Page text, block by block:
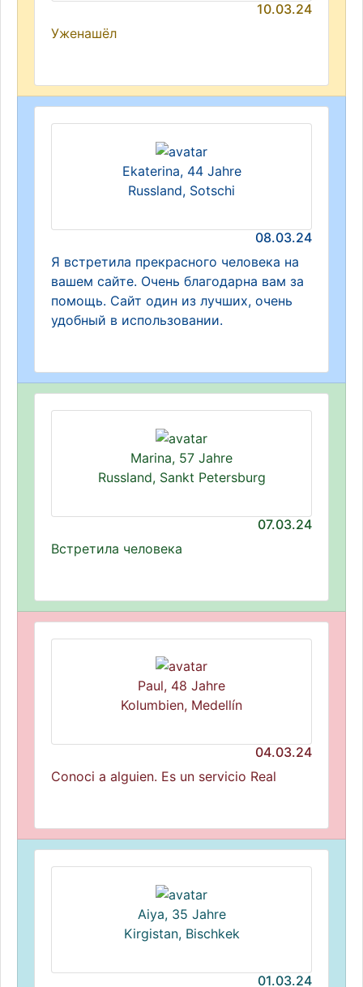
10.03.24
Уженашёл
Ekaterina, 44 Jahre
Russland, Sotschi
08.03.24
Я встретила прекрасного человека на
вашем сайте. Очень благодарна вам за
помощь. Сайт один из лучших, очень
удобный в использовании.
Marina, 57 Jahre
Russland, Sankt Petersburg
07.03.24
Встретила человека
Paul, 48 Jahre
Kolumbien, Medellín
04.03.24
Conoci a alguien. Es un servicio Real
Aiya, 35 Jahre
Kirgistan, Bischkek
01.03.24